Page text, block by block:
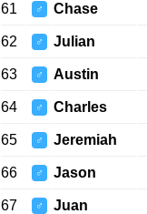
61 ♂ Chase
62 ♂ Julian
63 ♂ Austin
64 ♂ Charles
65 ♂ Jeremiah
66 ♂ Jason
67 ♂ Juan